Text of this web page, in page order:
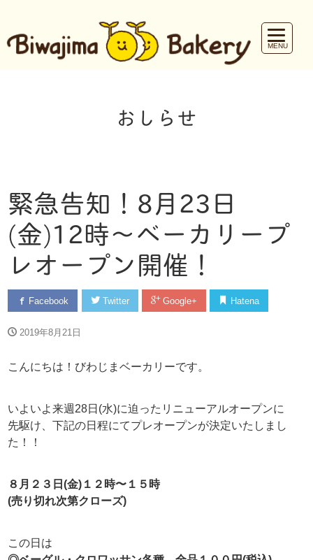
おしらせ
緊急告知！8月23日
(金)12時〜ベーカリープ
レオープン開催！
Facebook Twitter Google+ Hatena
2019年8月21日
こんにちは！びわじまベーカリーです。
いよいよ来週28日(水)に迫ったリニューアルオープンに
先駆け、下記の日程にてプレオープンが決定いたしまし
た！！
８月２３日(金)１２時〜１５時
(売り切れ次第クローズ)
この日は